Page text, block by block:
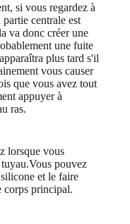
si vous regardez à
centrale est
va donc créer une
une fuite
plus tard s'il
vous causer
que vous avez tout
appuyer à
ras.
lorsque vous
pouvez
et le faire
corps principal.